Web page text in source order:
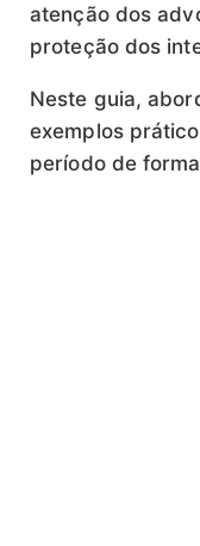
atenção dos
proteção dos
Neste guia,
exemplos
período de